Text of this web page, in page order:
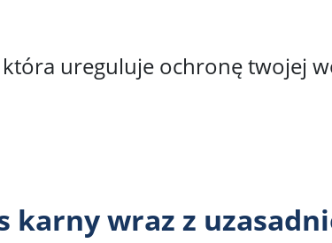
ureguluje ochronę twojej
karny wraz z